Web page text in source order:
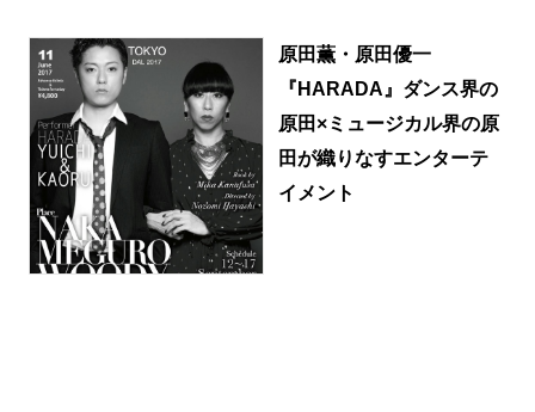
原田薫・原田優一
『HARADA』ダンス界の
原田×ミュージカル界の原
田が織りなすエンターテ
イメント